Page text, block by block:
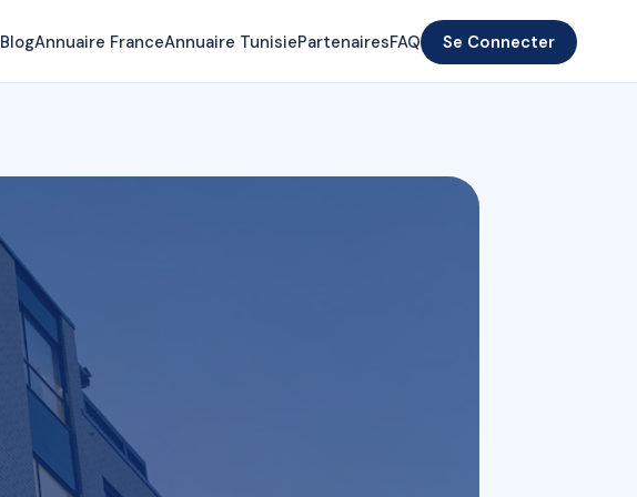
BlogAnnuaire FranceAnnuaire TunisiePartenairesFAQ Se Connecter